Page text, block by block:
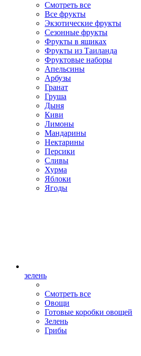
Смотреть все
Все фрукты
Экзотические фрукты
Сезонные фрукты
Фрукты в ящиках
Фрукты из Таиланда
Фруктовые наборы
Апельсины
Арбузы
Гранат
Груша
Дыня
Киви
Лимоны
Мандарины
Нектарины
Персики
Сливы
Хурма
Яблоки
Ягоды
зелень
Смотреть все
Овощи
Готовые коробки овощей
Зелень
Грибы